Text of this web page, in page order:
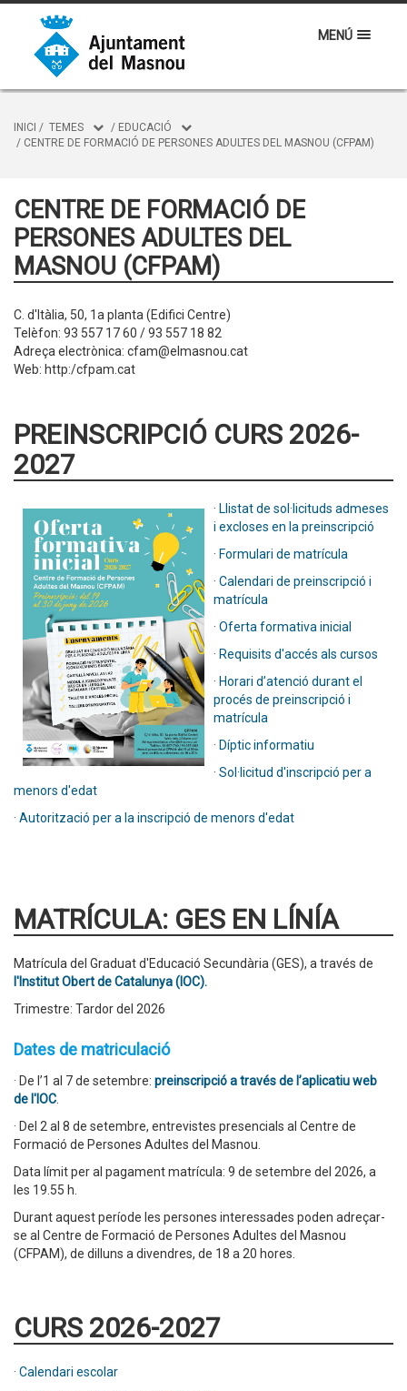
MENÚ
INICI / TEMES / EDUCACIÓ
/ CENTRE DE FORMACIÓ DE PERSONES ADULTES DEL MASNOU (CFPAM)
CENTRE DE FORMACIÓ DE
PERSONES ADULTES DEL
MASNOU (CFPAM)
C. d'Itàlia, 50, 1a planta (Edifici Centre)
Telèfon: 93 557 17 60 / 93 557 18 82
Adreça electrònica: cfam@elmasnou.cat
Web: http:/cfpam.cat
PREINSCRIPCIÓ CURS 2026-
2027
· Llistat de sol·licituds admeses
i excloses en la preinscripció
· Formulari de matrícula
· Calendari de preinscripció i
matrícula
· Oferta formativa inicial
· Requisits d'accés als cursos
· Horari d’atenció durant el
procés de preinscripció i
matrícula
· Díptic informatiu
· Sol·licitud d'inscripció per a
menors d'edat
· Autorització per a la inscripció de menors d'edat
MATRÍCULA: GES EN LÍNÍA
Matrícula del Graduat d'Educació Secundària (GES), a través de
l'Institut Obert de Catalunya (IOC).
Trimestre: Tardor del 2026
Dates de matriculació
· De l’1 al 7 de setembre: preinscripció a través de l’aplicatiu web
de l'IOC
· Del 2 al 8 de setembre, entrevistes presencials al Centre de
Formació de Persones Adultes del Masnou.
Data límit per al pagament matrícula: 9 de setembre del 2026, a
les 19.55 h.
Durant aquest període les persones interessades poden adreçar-
se al Centre de Formació de Persones Adultes del Masnou
(CFPAM), de dilluns a divendres, de 18 a 20 hores.
CURS 2026-2027
· Calendari escolar